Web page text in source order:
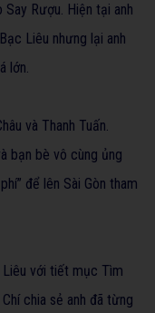
Rượu. Hiện tại anh
Liêu nhưng lại anh
lớn.
và Thanh Tuấn.
bạn bè vô cùng ủng
để lên Sài Gòn tham
Liêu với tiết mục Tìm
chia sẻ anh đã từng